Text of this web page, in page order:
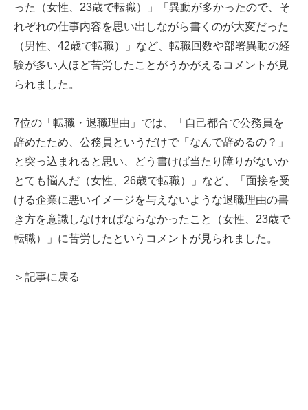
った（女性、23歳で転職）」「異動が多かったので、そ
れぞれの仕事内容を思い出しながら書くのが大変だった
（男性、42歳で転職）」など、転職回数や部署異動の経
験が多い人ほど苦労したことがうかがえるコメントが見
られました。
7位の「転職・退職理由」では、「自己都合で公務員を
辞めたため、公務員というだけで「なんで辞めるの？」
と突っ込まれると思い、どう書けば当たり障りがないか
とても悩んだ（女性、26歳で転職）」など、「面接を受
ける企業に悪いイメージを与えないような退職理由の書
き方を意識しなければならなかったこと（女性、23歳で
転職）」に苦労したというコメントが見られました。
＞記事に戻る